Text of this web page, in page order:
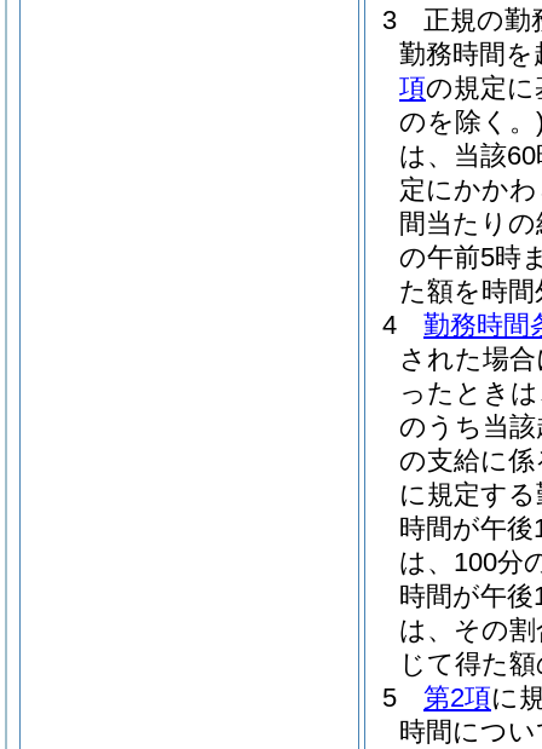
3
正規の勤
勤務時間
項の規定
のを除く。
は、当該
定にかか
間当たり
の午前5時
た額を時
4
勤務時間
された場
ったとき
のうち当
の支給に
に規定す
時間が午
は、100分
時間が午
は、その
じて得た
5
第2項に
時間につ